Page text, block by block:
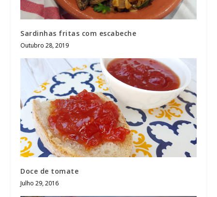
Sardinhas fritas com escabeche
Outubro 28, 2019
Doce de tomate
Julho 29, 2016